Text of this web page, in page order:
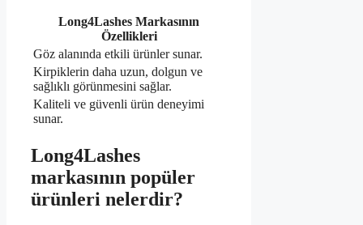
Long4Lashes Markasının
Özellikleri
Göz alanında etkili ürünler sunar.
Kirpiklerin daha uzun, dolgun ve
sağlıklı görünmesini sağlar.
Kaliteli ve güvenli ürün deneyimi
sunar.
Long4Lashes
markasının popüler
ürünleri nelerdir?